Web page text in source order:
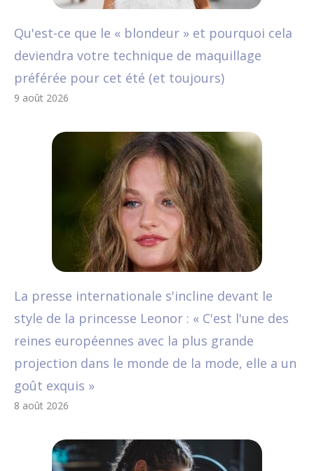
Qu'est-ce que le « blondeur » et pourquoi cela
deviendra votre technique de maquillage
préférée pour cet été (et toujours)
9 août 2026
La presse internationale s'incline devant le
style de la princesse Leonor : « C'est l'une des
reines européennes avec la plus grande
projection dans le monde de la mode, elle a un
goût exquis »
8 août 2026